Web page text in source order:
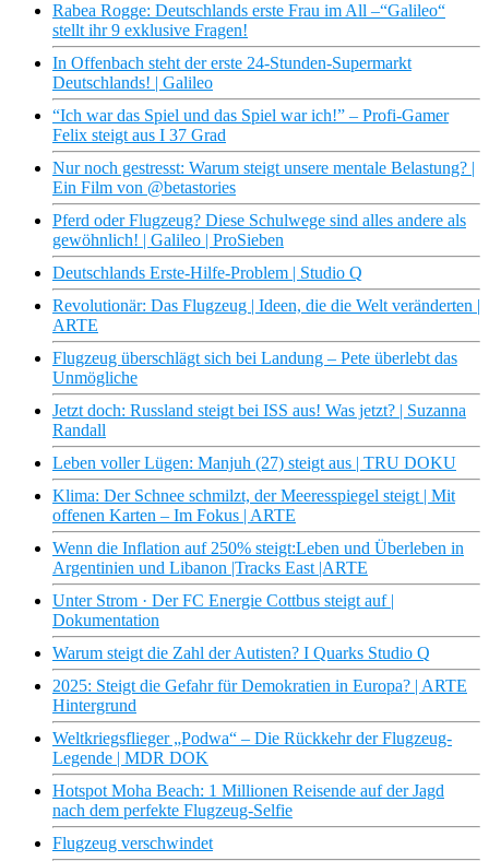
Rabea Rogge: Deutschlands erste Frau im All –“Galileo“
stellt ihr 9 exklusive Fragen!
In Offenbach steht der erste 24-Stunden-Supermarkt
Deutschlands! | Galileo
“Ich war das Spiel und das Spiel war ich!” – Profi-Gamer
Felix steigt aus I 37 Grad
Nur noch gestresst: Warum steigt unsere mentale Belastung? |
Ein Film von @betastories
Pferd oder Flugzeug? Diese Schulwege sind alles andere als
gewöhnlich! | Galileo | ProSieben
Deutschlands Erste-Hilfe-Problem | Studio Q
Revolutionär: Das Flugzeug | Ideen, die die Welt veränderten |
ARTE
Flugzeug überschlägt sich bei Landung – Pete überlebt das
Unmögliche
Jetzt doch: Russland steigt bei ISS aus! Was jetzt? | Suzanna
Randall
Leben voller Lügen: Manjuh (27) steigt aus | TRU DOKU
Klima: Der Schnee schmilzt, der Meeresspiegel steigt | Mit
offenen Karten – Im Fokus | ARTE
Wenn die Inflation auf 250% steigt:Leben und Überleben in
Argentinien und Libanon |Tracks East |ARTE
Unter Strom · Der FC Energie Cottbus steigt auf |
Dokumentation
Warum steigt die Zahl der Autisten? I Quarks Studio Q
2025: Steigt die Gefahr für Demokratien in Europa? | ARTE
Hintergrund
Weltkriegsflieger „Podwa“ – Die Rückkehr der Flugzeug-
Legende | MDR DOK
Hotspot Moha Beach: 1 Millionen Reisende auf der Jagd
nach dem perfekte Flugzeug-Selfie
Flugzeug verschwindet